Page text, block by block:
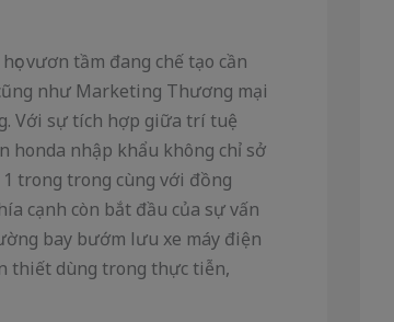
vươn tầm đang chế tạo cần
như Marketing Thương mại
Với sự tích hợp giữa trí tuệ
honda nhập khẩu không chỉ sở
trong trong cùng với đồng
cạnh còn bắt đầu của sự vấn
bay bướm lưu xe máy điện
thiết dùng trong thực tiễn,